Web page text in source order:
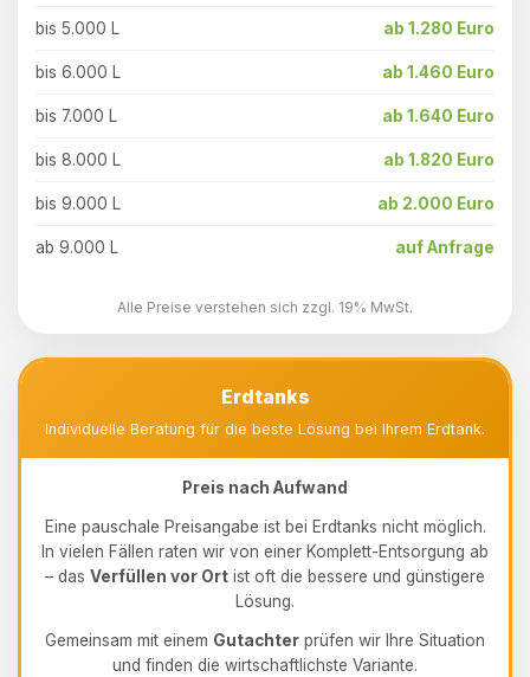
bis 5.000 L ab 1.280 Euro
bis 6.000 L ab 1.460 Euro
bis 7.000 L ab 1.640 Euro
bis 8.000 L ab 1.820 Euro
bis 9.000 L ab 2.000 Euro
ab 9.000 L auf Anfrage
Alle Preise verstehen sich zzgl. 19% MwSt.
Erdtanks
Individuelle Beratung für die beste Lösung bei Ihrem Erdtank.
Preis nach Aufwand
Eine pauschale Preisangabe ist bei Erdtanks nicht möglich.
In vielen Fällen raten wir von einer Komplett-Entsorgung ab
– das Verfüllen vor Ort ist oft die bessere und günstigere
Lösung.
Gemeinsam mit einem Gutachter prüfen wir Ihre Situation
und finden die wirtschaftlichste Variante.